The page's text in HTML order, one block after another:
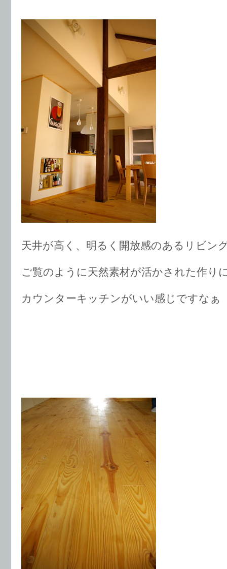
天井が高く、明るく開放感のあるリビン
ご覧のように天然素材が活かされた作り
カウンターキッチンがいい感じですなぁ